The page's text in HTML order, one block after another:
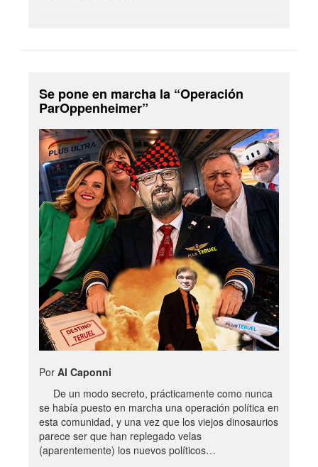
Se pone en marcha la “Operación
ParOppenheimer”
Por Al Caponni
De un modo secreto, prácticamente como nunca
se había puesto en marcha una operación política en
esta comunidad, y una vez que los viejos dinosaurios
parece ser que han replegado velas
(aparentemente) los nuevos políticos…